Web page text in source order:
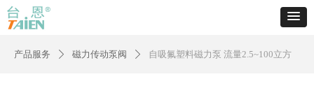
产品服务 ꄲ 磁力传动泵阀 ꄲ 自吸氟塑料磁力泵 流量2.5~100立方